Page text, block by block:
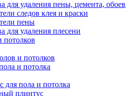
для удаления пены, цемента, обоев
следов клея и краски
пены
для удаления плесени
потолков
и потолков
и потолка
для пола и потолка
плинтус